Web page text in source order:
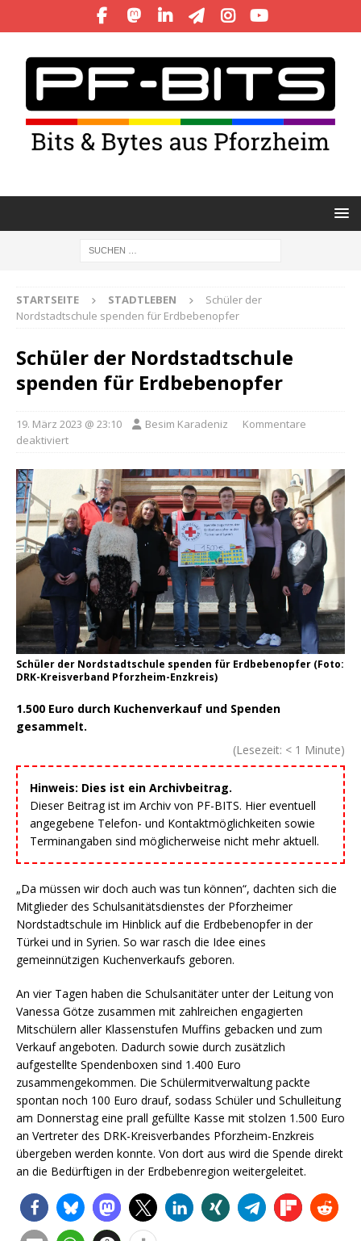
STARTSEITE STADTLEBEN
Schüler der
Nordstadtschule spenden für Erdbebenopfer
Schüler der Nordstadtschule
spenden für Erdbebenopfer
19. März 2023 @ 23:10 Besim Karadeniz
Kommentare
deaktiviert
Schüler der Nordstadtschule spenden für Erdbebenopfer (Foto:
DRK-Kreisverband Pforzheim-Enzkreis)
1.500 Euro durch Kuchenverkauf und Spenden
gesammelt.
(Lesezeit: < 1 Minute)
Hinweis: Dies ist ein Archivbeitrag.
Dieser Beitrag ist im Archiv von PF-BITS. Hier eventuell
angegebene Telefon- und Kontaktmöglichkeiten sowie
Terminangaben sind möglicherweise nicht mehr aktuell.
„Da müssen wir doch auch was tun können“, dachten sich die
Mitglieder des Schulsanitätsdienstes der Pforzheimer
Nordstadtschule im Hinblick auf die Erdbebenopfer in der
Türkei und in Syrien. So war rasch die Idee eines
gemeinnützigen Kuchenverkaufs geboren.
An vier Tagen haben die Schulsanitäter unter der Leitung von
Vanessa Götze zusammen mit zahlreichen engagierten
Mitschülern aller Klassenstufen Muffins gebacken und zum
Verkauf angeboten. Dadurch sowie durch zusätzlich
aufgestellte Spendenboxen sind 1.400 Euro
zusammengekommen. Die Schülermitverwaltung packte
spontan noch 100 Euro drauf, sodass Schüler und Schulleitung
am Donnerstag eine prall gefüllte Kasse mit stolzen 1.500 Euro
an Vertreter des DRK-Kreisverbandes Pforzheim-Enzkreis
übergeben werden konnte. Von dort aus wird die Spende direkt
an die Bedürftigen in der Erdbebenregion weitergeleitet.